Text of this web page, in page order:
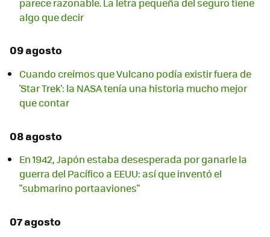
algo que decir
09 agosto
Cuando creímos que Vulcano podía existir fuera de
'Star Trek': la NASA tenía una historia mucho mejor
que contar
08 agosto
En 1942, Japón estaba desesperada por ganarle la
guerra del Pacífico a EEUU: así que inventó el
"submarino portaaviones"
07 agosto